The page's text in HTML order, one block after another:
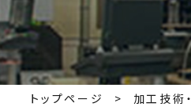
トップページ 加工技術